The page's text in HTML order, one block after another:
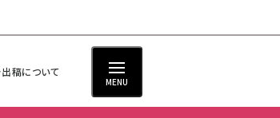
稿について
MENU